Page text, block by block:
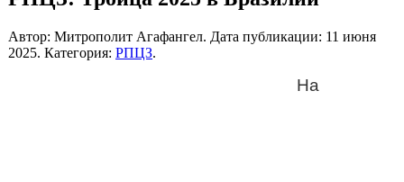
Автор: Митрополит Агафангел. Дата публикации: 11 июня
2025. Категория: РПЦЗ.
На